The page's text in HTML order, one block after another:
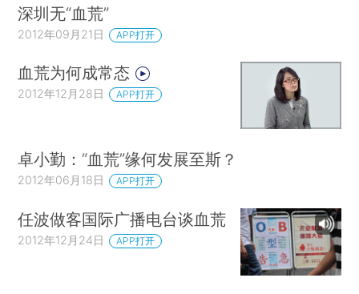
深圳无“血荒”
2012年09月21日 APP打开
血荒为何成常态
2012年12月28日 APP打开
卓小勤：“血荒”缘何发展至斯？
2012年06月18日 APP打开
任波做客国际广播电台谈血荒
2012年12月24日 APP打开